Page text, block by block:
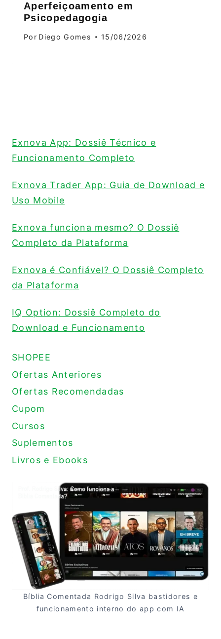
Aperfeiçoamento em
Psicopedagogia
Por Diego Gomes 15/06/2026
Exnova App: Dossiê Técnico e
Funcionamento Completo
Exnova Trader App: Guia de Download e
Uso Mobile
Exnova funciona mesmo? O Dossiê
Completo da Plataforma
Exnova é Confiável? O Dossiê Completo
da Plataforma
IQ Option: Dossiê Completo do
Download e Funcionamento
SHOPEE
Ofertas Anteriores
Ofertas Recomendadas
Cupom
Cursos
Suplementos
Livros e Ebooks
Bíblia Comentada Rodrigo Silva bastidores e
funcionamento interno do app com IA